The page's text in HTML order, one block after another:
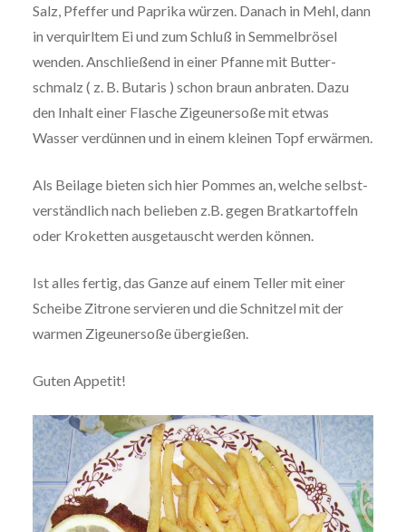
Salz, Pfeffer und Paprika würzen. Danach in Mehl, dann
in ver­quirl­tem Ei und zum Schluß in Sem­mel­brö­sel
wenden. Anschlie­ßend in einer Pfanne mit But­ter­
schmalz ( z. B. Butaris ) schon braun anbraten. Dazu
den Inhalt einer Flasche Zigeu­ner­so­ße mit etwas
Wasser verdünnen und in einem kleinen Topf erwärmen.
Als Beilage bieten sich hier Pommes an, welche selbst­
ver­ständ­lich nach belieben z.B. gegen Brat­kar­tof­feln
oder Kroketten aus­ge­tauscht werden können.
Ist alles fertig, das Ganze auf einem Teller mit einer
Scheibe Zitrone servieren und die Schnitzel mit der
warmen Zigeu­ner­so­ße übergießen.
Guten Appetit!